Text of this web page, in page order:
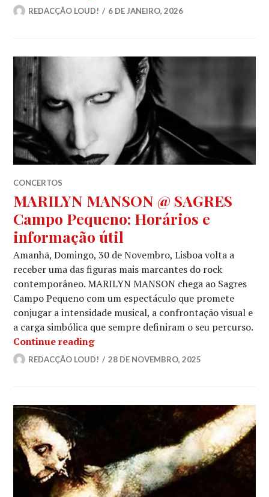
REDACÇÃO LOUD! 6 DE JANEIRO, 2026
CONCERTOS
MARILYN MANSON @ SAGRES
Campo Pequeno: Horários e
informação útil
Amanhã, Domingo, 30 de Novembro, Lisboa volta a
receber uma das figuras mais marcantes do rock
contemporâneo. MARILYN MANSON chega ao Sagres
Campo Pequeno com um espectáculo que promete
conjugar a intensidade musical, a confrontação visual e
a carga simbólica que sempre definiram o seu percurso.
Continue readingMARILYN MANSON @ SAGRES
REDACÇÃO LOUD! 28 DE NOVEMBRO, 2025